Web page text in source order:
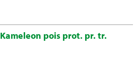
Kameleon pois prot. pr. tr.